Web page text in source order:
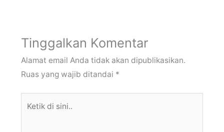
Tinggalkan Komentar
Alamat email Anda tidak akan dipublikasikan.
Ruas yang wajib ditandai *